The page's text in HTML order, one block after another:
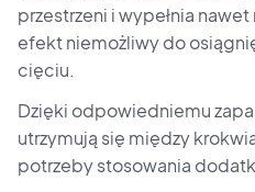
przestrzeni i wypełnia
efekt niemożliwy do
cięciu.
Dzięki odpowiedniemu
utrzymują się między
potrzeby stosowania